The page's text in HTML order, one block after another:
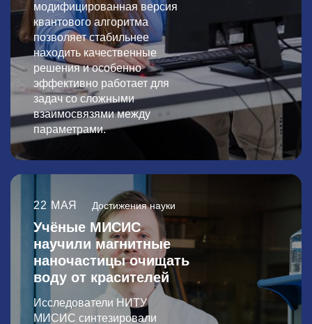
модифицированная версия
квантового алгоритма
позволяет стабильнее
находить качественные
решения и особенно
эффективно работает для
задач со сложными
взаимосвязями между
параметрами.
22 МАЯ Достижения науки
Учёные МИСИС
научили магнитные
наночастицы очищать
воду от красителей
Исследователи НИТУ
МИСИС синтезировали